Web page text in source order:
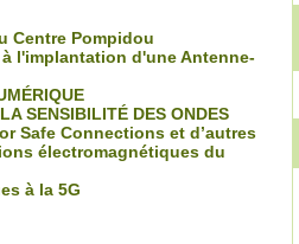
Centre Pompidou
l'implantation d'une Antenne-
SENSIBILITÉ DES ONDES
Safe Connections et d’autres
électromagnétiques du
à la 5G